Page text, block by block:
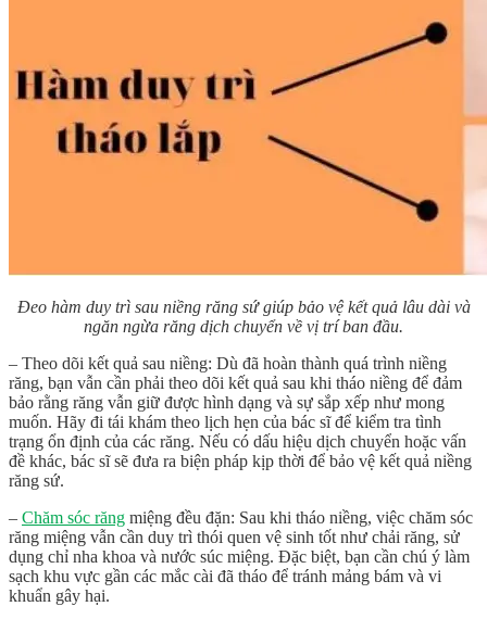
Đeo hàm duy trì sau niềng răng sứ giúp bảo vệ kết quả lâu dài và
ngăn ngừa răng dịch chuyển về vị trí ban đầu.
– Theo dõi kết quả sau niềng: Dù đã hoàn thành quá trình niềng
răng, bạn vẫn cần phải theo dõi kết quả sau khi tháo niềng để đảm
bảo rằng răng vẫn giữ được hình dạng và sự sắp xếp như mong
muốn. Hãy đi tái khám theo lịch hẹn của bác sĩ để kiểm tra tình
trạng ổn định của các răng. Nếu có dấu hiệu dịch chuyển hoặc vấn
đề khác, bác sĩ sẽ đưa ra biện pháp kịp thời để bảo vệ kết quả niềng
răng sứ.
– Chăm sóc răng miệng đều đặn: Sau khi tháo niềng, việc chăm sóc
răng miệng vẫn cần duy trì thói quen vệ sinh tốt như chải răng, sử
dụng chỉ nha khoa và nước súc miệng. Đặc biệt, bạn cần chú ý làm
sạch khu vực gần các mắc cài đã tháo để tránh mảng bám và vi
khuẩn gây hại.